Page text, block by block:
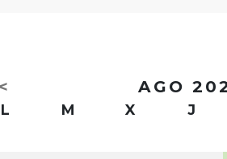
< AGO
L M X J